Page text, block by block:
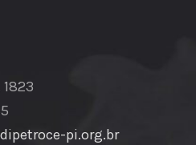
pi.org.br